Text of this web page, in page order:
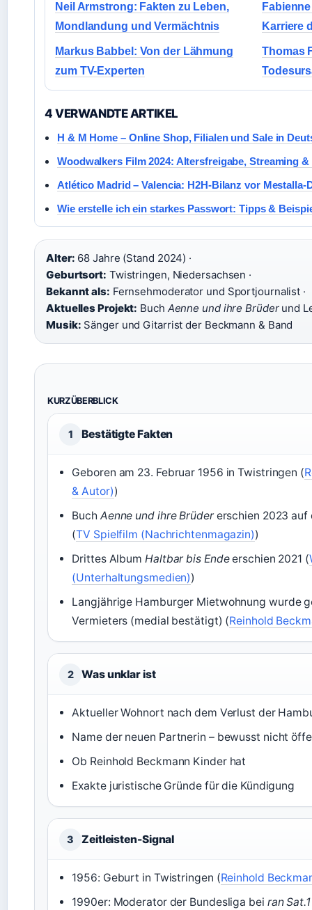
Neil Armstrong: Fakten zu Leben,
Mondlandung und Vermächtnis
Karriere
Markus Babbel: Von der Lähmung
zum TV-Experten
Thomas
4 VERWANDTE ARTIKEL
H & M Home – Online Shop, Filialen und Sale in
Woodwalkers Film 2024: Altersfreigabe, Streaming
Atlético Madrid – Valencia: H2H-Bilanz vor Mestalla-
Wie erstelle ich ein starkes Passwort: Tipps &
Alter: 68 Jahre (Stand 2024) ·
Geburtsort: Twistringen, Niedersachsen ·
Bekannt als: Fernsehmoderator und Sportjournalist ·
Aktuelles Projekt: Buch Aenne und ihre Brüderund
Musik: Sänger und Gitarrist der Beckmann & Band
KURZÜBERBLICK
1 Bestätigte Fakten
Geboren am 23. Februar 1956 in Twistringen (
& Autor))
Buch Aenne und ihre Brüdererschien 2023 auf
(TV Spielfilm (Nachrichtenmagazin))
Drittes Album Haltbar bis Endeerschien 2021 (
(Unterhaltungsmedien))
Langjährige Hamburger Mietwohnung wurde
Vermieters (medial bestätigt) (Reinhold
2 Was unklar ist
Aktueller Wohnort nach dem Verlust der
Name der neuen Partnerin – bewusst nicht
Ob Reinhold Beckmann Kinder hat
Exakte juristische Gründe für die Kündigung
3 Zeitleisten-Signal
1956: Geburt in Twistringen (Reinhold
1990er: Moderator der Bundesliga bei ran Sat.1